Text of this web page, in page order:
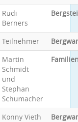
Rudi
Berners
Teilnehmer
Martin
Schmidt
und
Stephan
Schumacher
Konny Vieth